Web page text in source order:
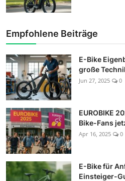
Empfohlene Beiträge
E-Bike
große
Jun 27, 2025 0
EUROBIKE
Bike-Fans
Apr 16, 2025 0
E-Bike für
Einsteiger-